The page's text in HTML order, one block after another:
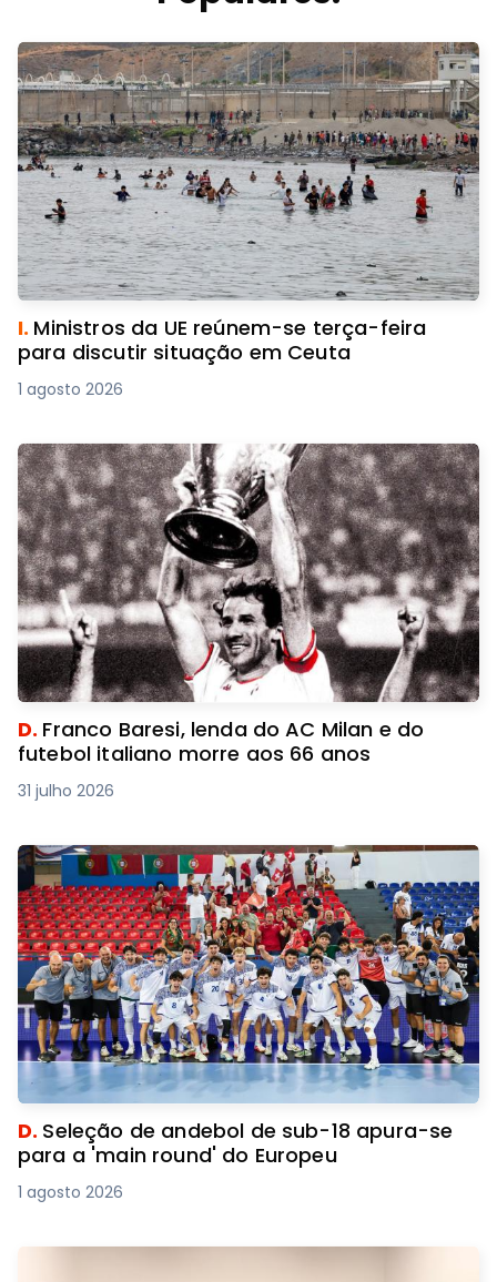
I. Ministros da UE reúnem-se terça-feira
para discutir situação em Ceuta
1 agosto 2026
D. Franco Baresi, lenda do AC Milan e do
futebol italiano morre aos 66 anos
31 julho 2026
D. Seleção de andebol de sub-18 apura-se
para a 'main round' do Europeu
1 agosto 2026